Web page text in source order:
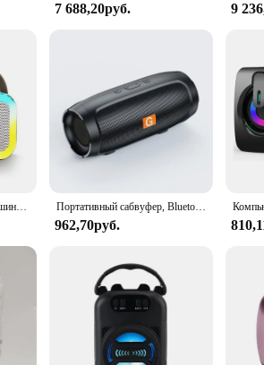
7 688,20руб. 9
Bluetooth K12 Караоке-машина Портативная акустическая система 5,3 PA с 1-2 беспроводными микрофонами Домашний семейный пение Детские подарки Портативный сабвуфер, Bluetooth-колонки, уличный стерео объемный водонепроницаемый громкоговоритель, беспроводной звуковой бокс с поддержкой FM-радио, TF-карты
962,70руб.